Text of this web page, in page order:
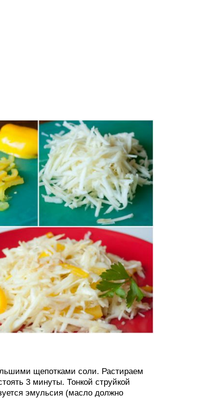
щепотками соли. Растираем
3 минуты. Тонкой струйкой
эмульсия (масло должно